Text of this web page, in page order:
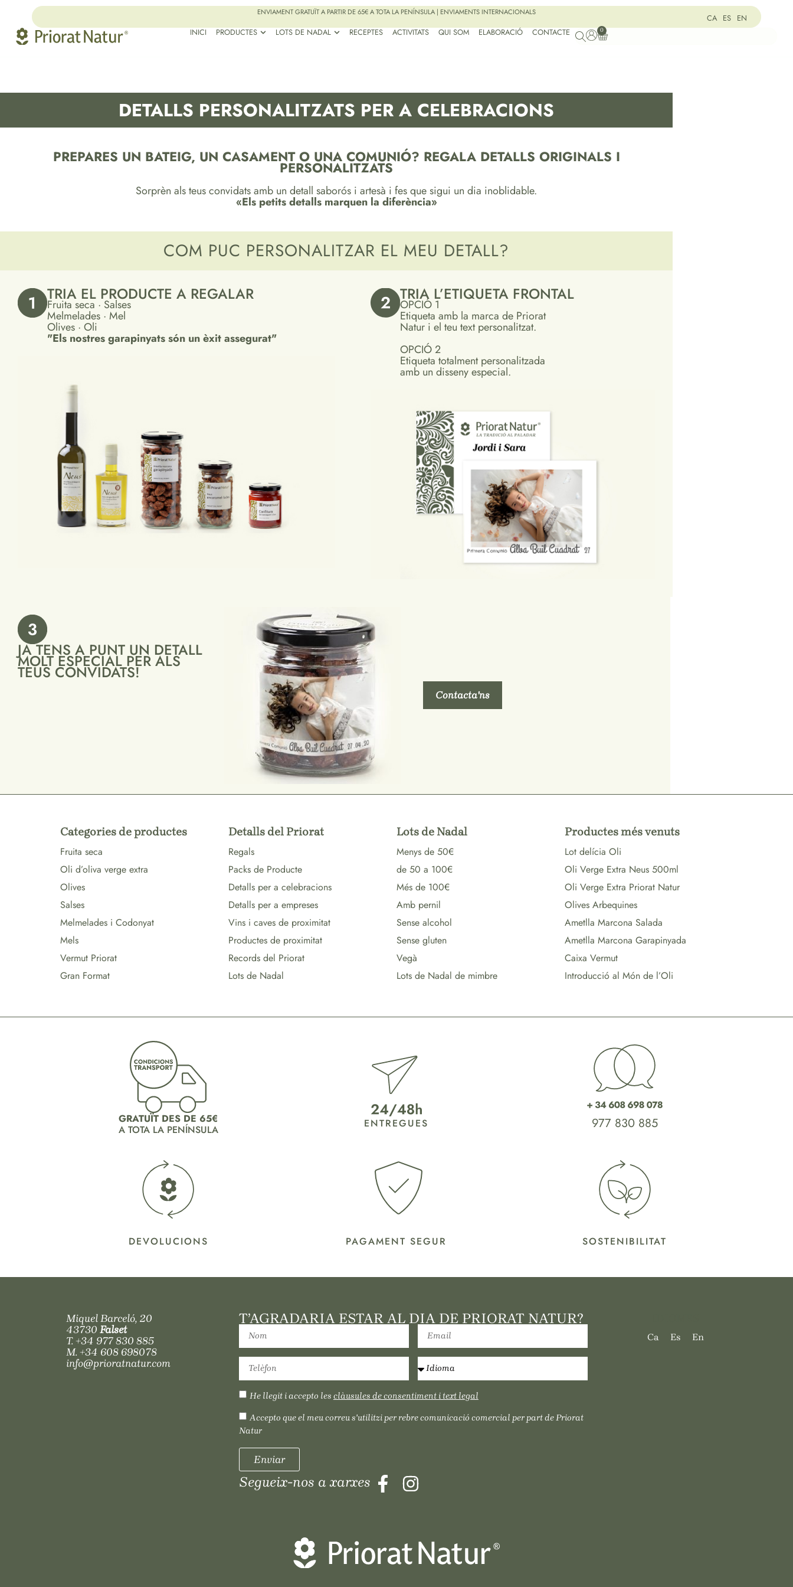
ENVIAMENT GRATUÏT A PARTIR DE 65€ A TOTA LA PENÍNSULA | ENVIAMENTS INTERNACIONALS
CA ES EN
INICI
PRODUCTES LOTS DE NADAL RECEPTES ACTIVITATS QUI SOM ELABORACIÓ CONTACTE 0
DETALLS PERSONALITZATS PER A CELEBRACIONS
PREPARES UN BATEIG, UN CASAMENT O UNA COMUNIÓ? REGALA DETALLS ORIGINALS I
PERSONALITZATS
Sorprèn als teus convidats amb un detall saborós i artesà i fes que sigui un dia inoblidable.
«Els petits detalls marquen la diferència»
COM PUC PERSONALITZAR EL MEU DETALL?
TRIA EL PRODUCTE A REGALAR
Fruita seca · Salses
Melmelades · Mel
Olives · Oli
"Els nostres garapinyats són un èxit assegurat"
TRIA L’ETIQUETA FRONTAL
OPCIÓ 1
Etiqueta amb la marca de Priorat
Natur i el teu text personalitzat.
OPCIÓ 2
Etiqueta totalment personalitzada
amb un disseny especial.
JA TENS A PUNT UN DETALL
MOLT ESPECIAL PER ALS
TEUS CONVIDATS!
Contacta'ns
Categories de productes
Fruita seca
Oli d’oliva verge extra
Olives
Salses
Melmelades i Codonyat
Mels
Vermut Priorat
Gran Format
Detalls del Priorat
Regals
Packs de Producte
Detalls per a celebracions
Detalls per a empreses
Vins i caves de proximitat
Productes de proximitat
Records del Priorat
Lots de Nadal
Lots de Nadal
Menys de 50€
de 50 a 100€
Més de 100€
Amb pernil
Sense alcohol
Sense gluten
Vegà
Lots de Nadal de mimbre
Productes més venuts
Lot delícia Oli
Oli Verge Extra Neus 500ml
Oli Verge Extra Priorat Natur
Olives Arbequines
Ametlla Marcona Salada
Ametlla Marcona Garapinyada
Caixa Vermut
Introducció al Món de l’Oli
GRATUÏT DES DE 65€
A TOTA LA PENÍNSULA
ENTREGUES 977 830 885
DEVOLUCIONS PAGAMENT SEGUR SOSTENIBILITAT
Miquel Barceló, 20
43730 Falset
T.+34 977 830 885
M. +34 608 698078
info@prioratnatur.com
T’AGRADARIA ESTAR AL DIA DE PRIORAT NATUR?
He llegit i accepto les clàusules de consentiment i text legal
Accepto que el meu correu s'utilitzi per rebre comunicació comercial per part de Priorat
Natur
Enviar
Segueix-nos a xarxes
Ca Es En